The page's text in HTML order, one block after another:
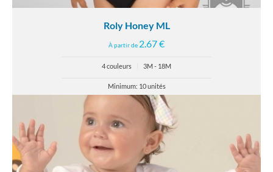
Roly Honey ML
À partir de 2.67 €
4 couleurs 3M - 18M
Minimum: 10 unités